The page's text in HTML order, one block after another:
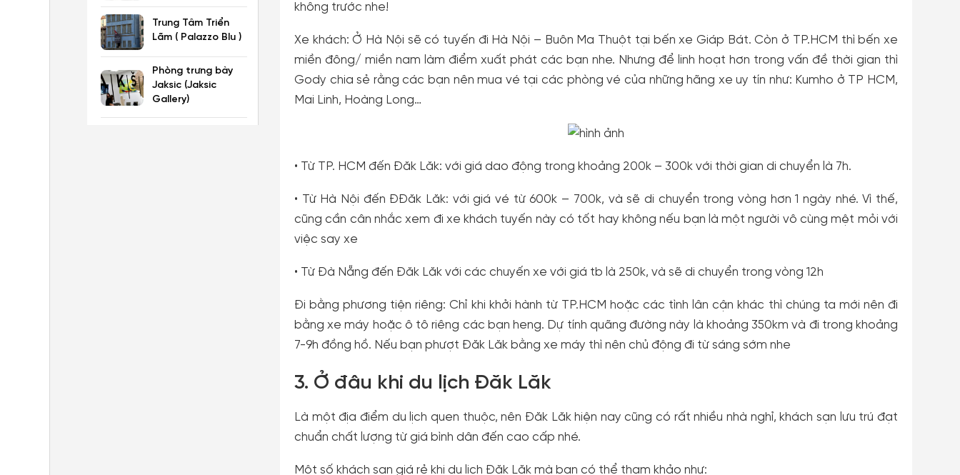
không trước nhe!
Xe khách: Ở Hà Nội sẽ có tuyến đi Hà Nội – Buôn Ma Thuột tại bến xe Giáp Bát. Còn ở TP.HCM thì bến xe
miền đông/ miền nam làm điểm xuất phát các bạn nhe. Nhưng để linh hoạt hơn trong vấn đề thời gian thì
Gody chia sẻ rằng các bạn nên mua vé tại các phòng vé của những hãng xe uy tín như: Kumho ở TP HCM,
Mai Linh, Hoàng Long…
• Từ TP. HCM đến Đăk Lăk: với giá dao động trong khoảng 200k – 300k với thời gian di chuyển là 7h.
• Từ Hà Nội đến ĐĐăk Lăk: với giá vé từ 600k – 700k, và sẽ di chuyển trong vòng hơn 1 ngày nhé. Vì thế,
cũng cần cân nhắc xem đi xe khách tuyến này có tốt hay không nếu bạn là một người vô cùng mệt mỏi với
việc say xe
• Từ Đà Nẵng đến Đăk Lăk với các chuyến xe với giá tb là 250k, và sẽ di chuyển trong vòng 12h
Đi bằng phương tiện riêng: Chỉ khi khởi hành từ TP.HCM hoặc các tình lân cận khác thì chúng ta mới nên đi
bằng xe máy hoặc ô tô riêng các bạn heng. Dự tính quãng đường này là khoảng 350km và đi trong khoảng
7-9h đồng hồ. Nếu bạn phượt Đăk Lăk bằng xe máy thì nên chủ động đi từ sáng sớm nhe
3. Ở đâu khi du lịch Đăk Lăk
Là một địa điểm du lịch quen thuộc, nên Đăk Lăk hiện nay cũng có rất nhiều nhà nghỉ, khách sạn lưu trú đạt
chuẩn chất lượng từ giá bình dân đến cao cấp nhé.
Một số khách sạn giá rẻ khi du lịch Đăk Lăk mà bạn có thể tham khảo như:
Trung Tâm Triển
Lãm ( Palazzo Blu )
Phòng trưng bày
Jaksic (Jaksic
Gallery)